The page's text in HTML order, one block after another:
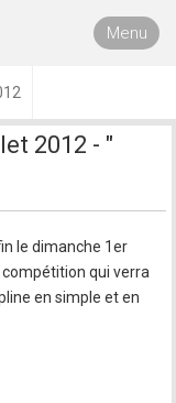
Menu
2012 - "
le dimanche 1er
qui verra
en simple et en